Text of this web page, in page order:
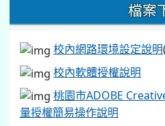
檔案
校內網路環境設定說明
校內軟體授權說明
桃園市ADOBE
量授權簡易操作說明